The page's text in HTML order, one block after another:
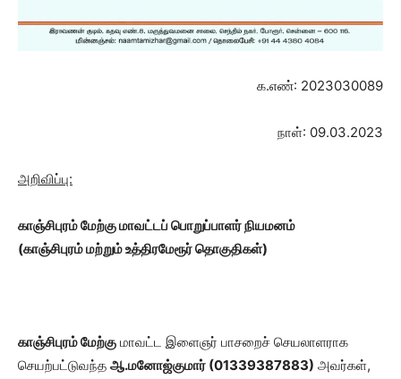
க.எண்: 2023030089
நாள்: 09.03.2023
அறிவிப்பு:
காஞ்சிபுரம் மேற்கு மாவட்டப் பொறுப்பாளர் நியமனம்
(காஞ்சிபுரம் மற்றும் உத்திரமேரூர் தொகுதிகள்)
காஞ்சிபுரம் மேற்கு மாவட்ட இளைஞர் பாசறைச் செயலாளராக
செயற்பட்டுவந்த ஆ.மனோஜ்குமார் (01339387883) அவர்கள்,